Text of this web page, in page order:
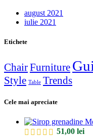
august 2021
iulie 2021
Etichete
ChairFurniture
Style Table Trends
Cele mai apreciate
51,00 lei